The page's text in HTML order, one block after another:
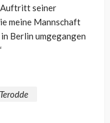
Auftritt seiner
meine Mannschaft
Berlin umgegangen